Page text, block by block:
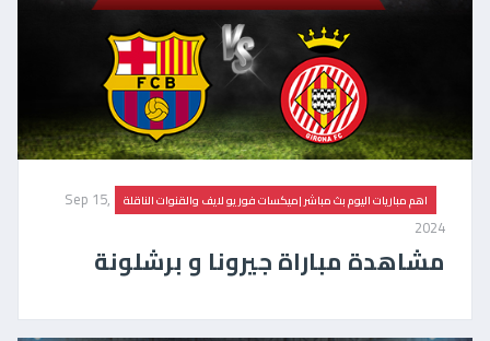
اهم مباريات اليوم بث مباشر |ميكسات فور يو لايف والقنوات الناقلة
Sep 15,
2024
مشاهدة مباراة جيرونا و برشلونة